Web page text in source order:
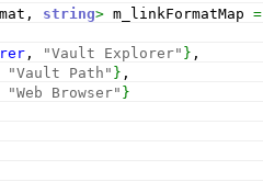
string> m_linkFormatMap =
, "Vault Explorer" } ,
"Vault Path" } ,
"Web Browser" }